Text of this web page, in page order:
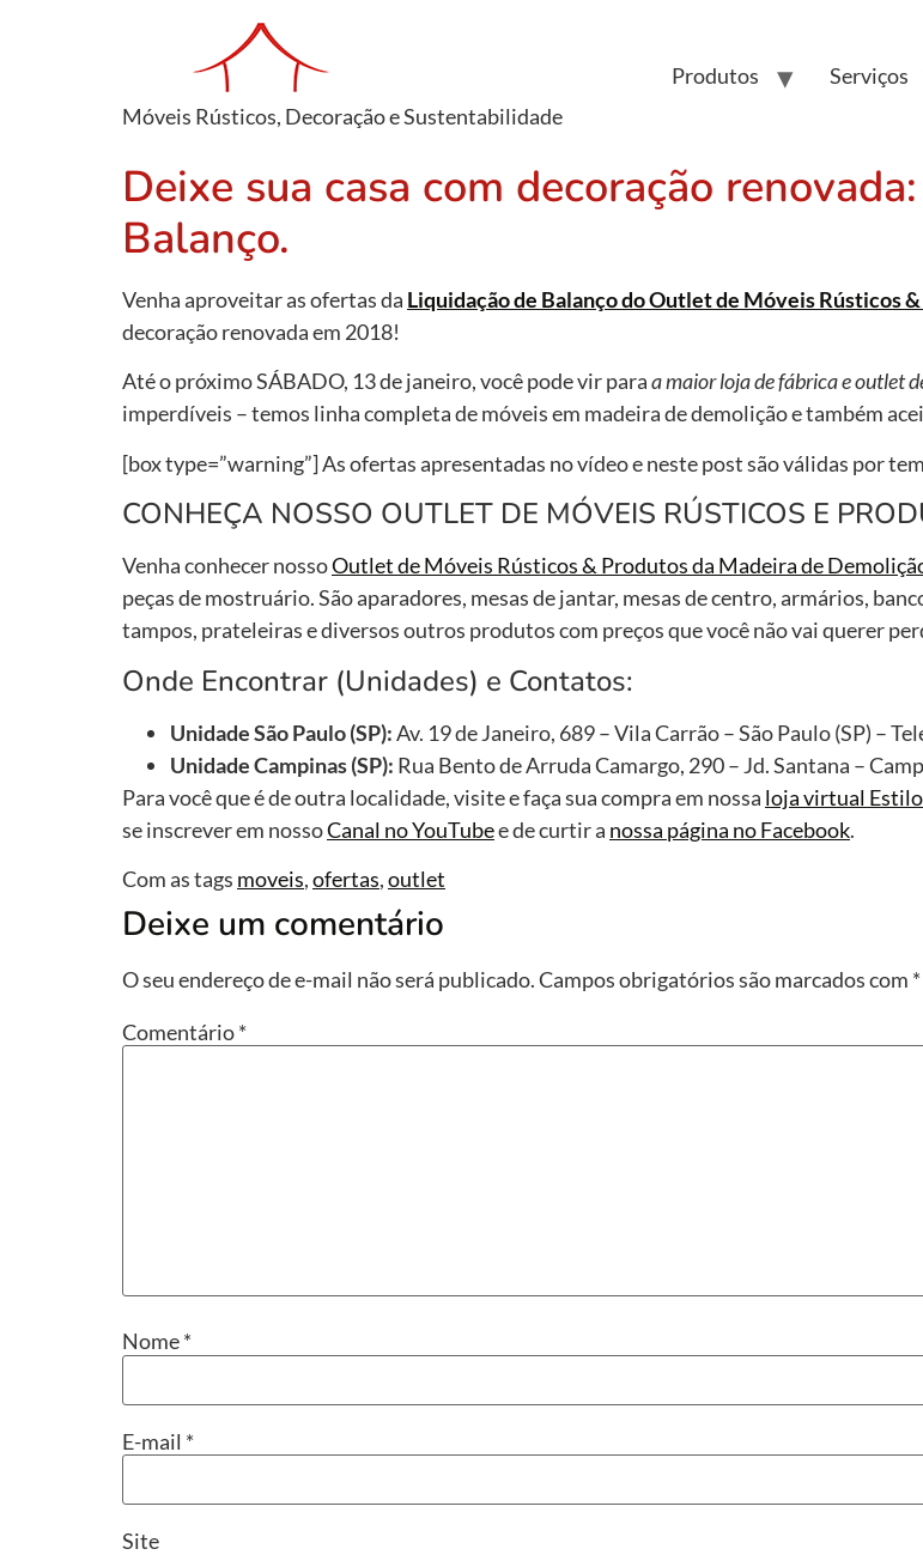
Móveis Rústicos, Decoração e Sustentabilidade
Produtos Serviços
Deixe sua casa com decoração
Balanço.
Venha aproveitar as ofertas da Liquidação de Balanço do Outlet de Móveis Rústicos
decoração renovada em 2018!
Até o próximo SÁBADO, 13 de janeiro, você pode vir paraa maior loja de fábrica e outlet
imperdíveis – temos linha completa de móveis em madeira de demolição e também
[box type=”warning”] As ofertas apresentadas no vídeo e neste post são válidas por
CONHEÇA NOSSO OUTLET DE MÓVEIS RÚSTICOS E
Venha conhecer nossoOutlet de Móveis Rústicos & Produtos da Madeira de
peças de mostruário. São aparadores, mesas de jantar, mesas de centro, armários,
tampos, prateleiras e diversos outros produtos com preços que você não vai querer
Onde Encontrar (Unidades) e Contatos:
Unidade São Paulo (SP):Av. 19 de Janeiro, 689 – Vila Carrão – São Paulo (SP) –
Unidade Campinas (SP): Rua Bento de Arruda Camargo, 290 – Jd. Santana –
Para você que é de outra localidade, visite e faça sua compra em nossa loja virtual
se inscrever em nossoCanal no YouTubee de curtir a nossa página no Facebook.
Com as tags moveis,ofertas,outlet
Deixe um comentário
O seu endereço de e-mail não será publicado.Campos obrigatórios são marcados com *
Comentário*
Nome*
E-mail *
Site